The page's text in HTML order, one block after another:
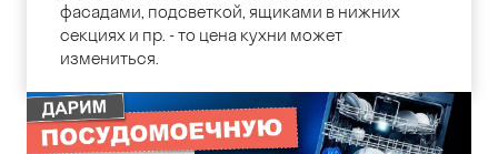
фасадами, подсветкой, ящиками в нижних
секциях и пр. - то цена кухни может
измениться.